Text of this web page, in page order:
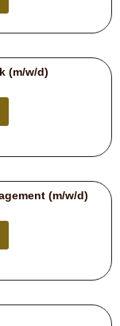
(m/w/d)
(m/w/d)